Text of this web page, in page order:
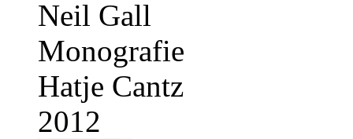
Neil Gall
Monografie
Hatje Cantz
2012